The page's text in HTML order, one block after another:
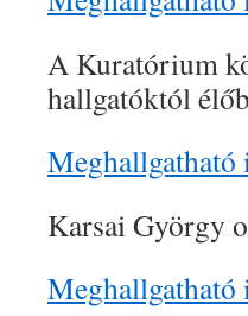
A Kuratórium
hallgatóktól
Meghallgatható
Karsai György
Meghallgatható